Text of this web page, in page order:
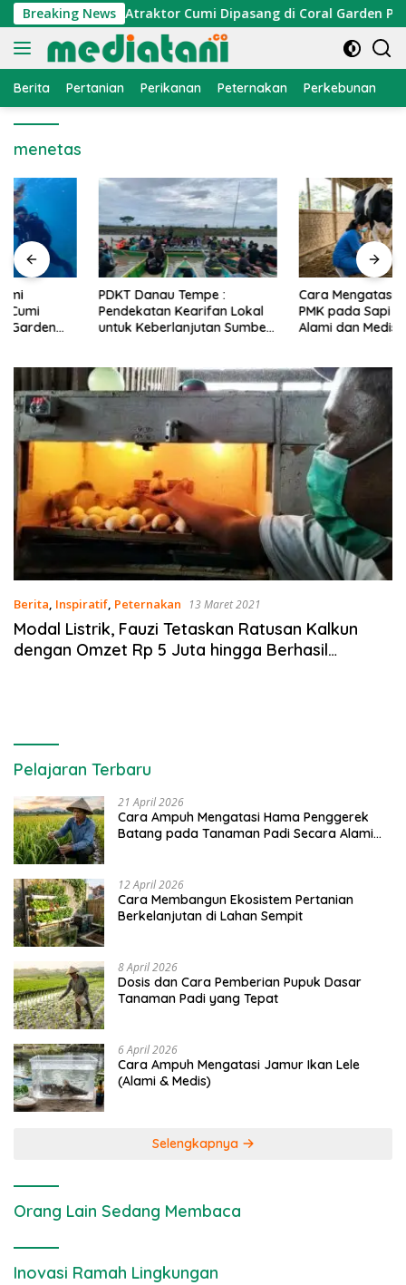
Langsung
ke
konten
Breaking News
Nelayan, Atraktor Cumi Dipasang di Coral Garden Pulau
Berita Pertanian Perikanan Peternakan Perkebunan
menetas
PDKT Danau Tempe :
Pendekatan Kearifan Lokal
untuk Keberlanjutan Sumber
Cara Mengatasi Penyakit
PMK pada Sapi Perah Secara
Alami dan Medis
Berita, Inspiratif, Peternakan 13 Maret 2021
Modal Listrik, Fauzi Tetaskan Ratusan Kalkun
dengan Omzet Rp 5 Juta hingga Berhasil
Pelajaran Terbaru
21 April 2026
Cara Ampuh Mengatasi Hama Penggerek
Batang pada Tanaman Padi Secara Alami
12 April 2026
Cara Membangun Ekosistem Pertanian
Berkelanjutan di Lahan Sempit
8 April 2026
Dosis dan Cara Pemberian Pupuk Dasar
Tanaman Padi yang Tepat
6 April 2026
Cara Ampuh Mengatasi Jamur Ikan Lele
(Alami & Medis)
Selengkapnya
Orang Lain Sedang Membaca
Inovasi Ramah Lingkungan